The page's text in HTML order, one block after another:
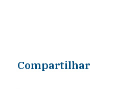
Compartilhar